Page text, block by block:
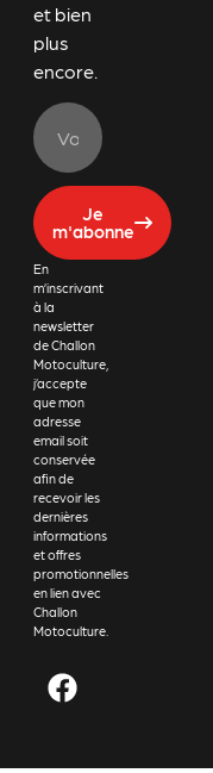
et bien
plus
encore.
Je
m'abonne
En
m’inscrivant
à la
newsletter
de Challon
Motoculture,
j’accepte
que mon
adresse
email soit
conservée
afin de
recevoir les
dernières
informations
et offres
promotionnelles
en lien avec
Challon
Motoculture.